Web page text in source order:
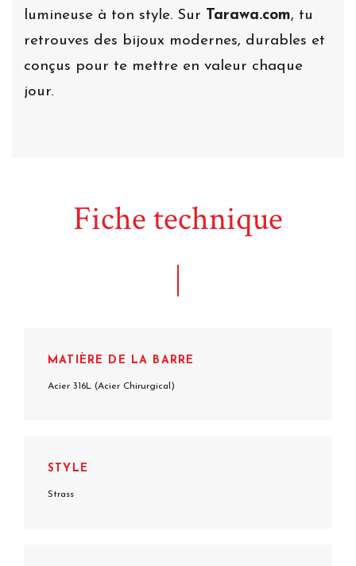
lumineuse à ton style. Sur Tarawa.com, tu
retrouves des bijoux modernes, durables et
conçus pour te mettre en valeur chaque
jour.
Fiche technique
MATIÈRE DE LA BARRE
Acier 316L (Acier Chirurgical)
STYLE
Strass